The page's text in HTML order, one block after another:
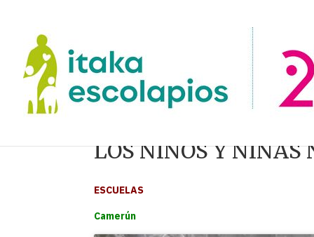
LOS NIÑOS Y NIÑAS
ESCUELAS
Camerún